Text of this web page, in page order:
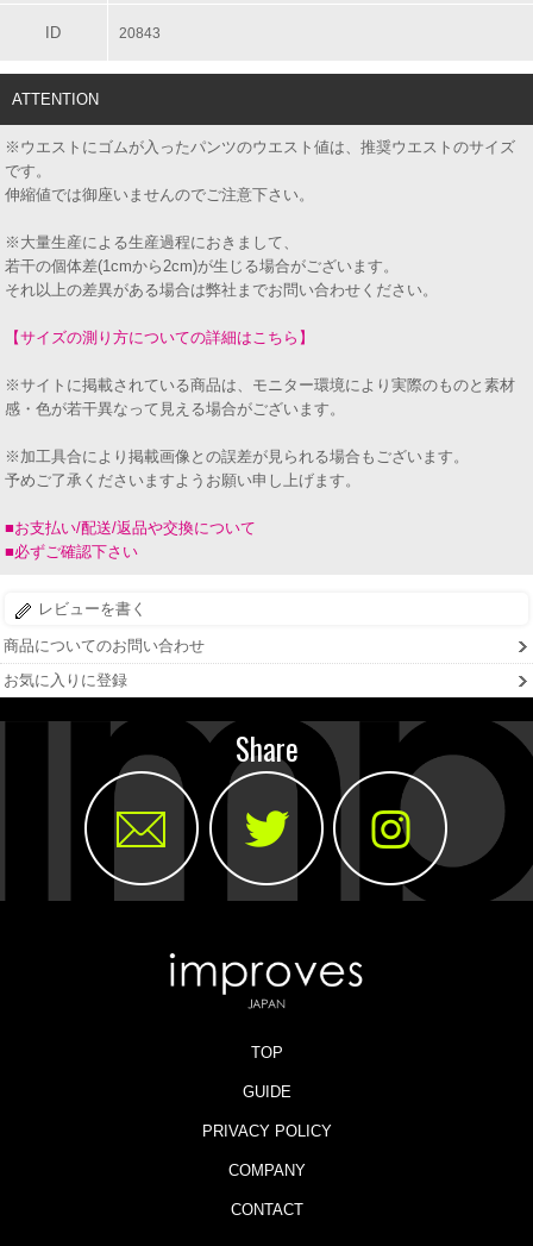
ID 20843
ATTENTION
※ウエストにゴムが入ったパンツのウエスト値は、推奨ウエストのサイズ
です。
伸縮値では御座いませんのでご注意下さい。
※大量生産による生産過程におきまして、
若干の個体差(1cmから2cm)が生じる場合がございます。
それ以上の差異がある場合は弊社までお問い合わせください。
【サイズの測り方についての詳細はこちら】
※サイトに掲載されている商品は、モニター環境により実際のものと素材
感・色が若干異なって見える場合がございます。
※加工具合により掲載画像との誤差が見られる場合もございます。
予めご了承くださいますようお願い申し上げます。
■お支払い/配送/返品や交換について
■必ずご確認下さい
レビューを書く
商品についてのお問い合わせ
お気に入りに登録
Share
TOP
GUIDE
PRIVACY POLICY
COMPANY
CONTACT